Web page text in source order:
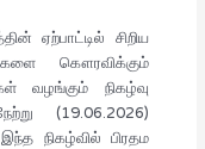
ஏற்பாட்டில் சிறிய
கௌரவிக்கும்
வழங்கும் நிகழ்வு
(19.06.2026)
நிகழ்வில் பிரதம